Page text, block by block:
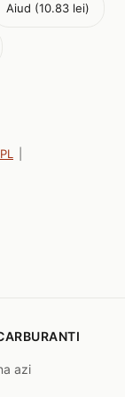
Aiud (10.83 lei)
azi